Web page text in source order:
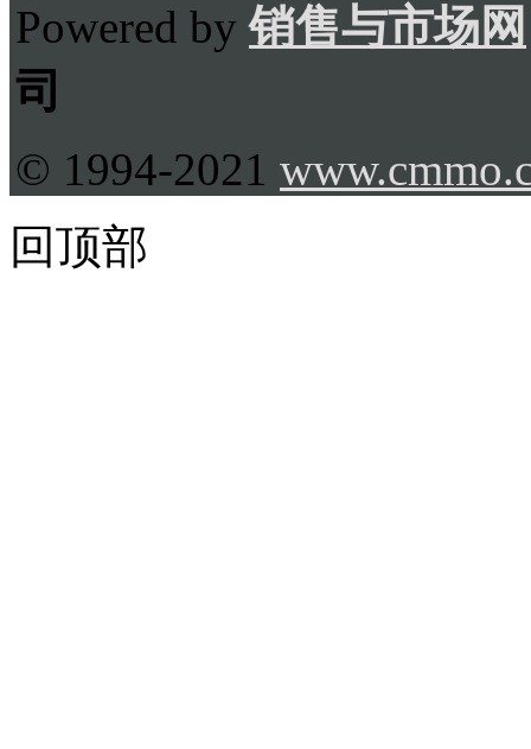
Powered by销售与市场网
司
© 1994-2021
回顶部